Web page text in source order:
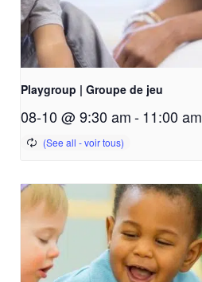
Playgroup | Groupe de jeu
08-10 @ 9:30 am-11:00 am